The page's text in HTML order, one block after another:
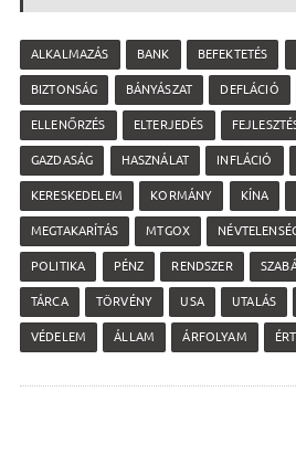
ALKALMAZÁS BANK BEFEKTETÉS
BIZTONSÁG BÁNYÁSZAT DEFLÁCIÓ
ELLENŐRZÉS ELTERJEDÉS
GAZDASÁG HASZNÁLAT INFLÁCIÓ
KERESKEDELEM KORMÁNY KÍNA
MEGTAKARÍTÁS MTGOX
POLITIKA PÉNZ RENDSZER
TÁRCA TÖRVÉNY USA UTALÁS
VÉDELEM ÁLLAM ÁRFOLYAM